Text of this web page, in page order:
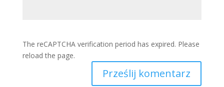
The reCAPTCHA verification period has expired. Please
reload the page.